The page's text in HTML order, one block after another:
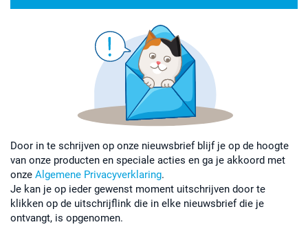
Door in te schrijven op onze nieuwsbrief blijf je op de hoogte
van onze producten en speciale acties en ga je akkoord met
onze Algemene Privacyverklaring.
Je kan je op ieder gewenst moment uitschrijven door te
klikken op de uitschrijflink die in elke nieuwsbrief die je
ontvangt, is opgenomen.